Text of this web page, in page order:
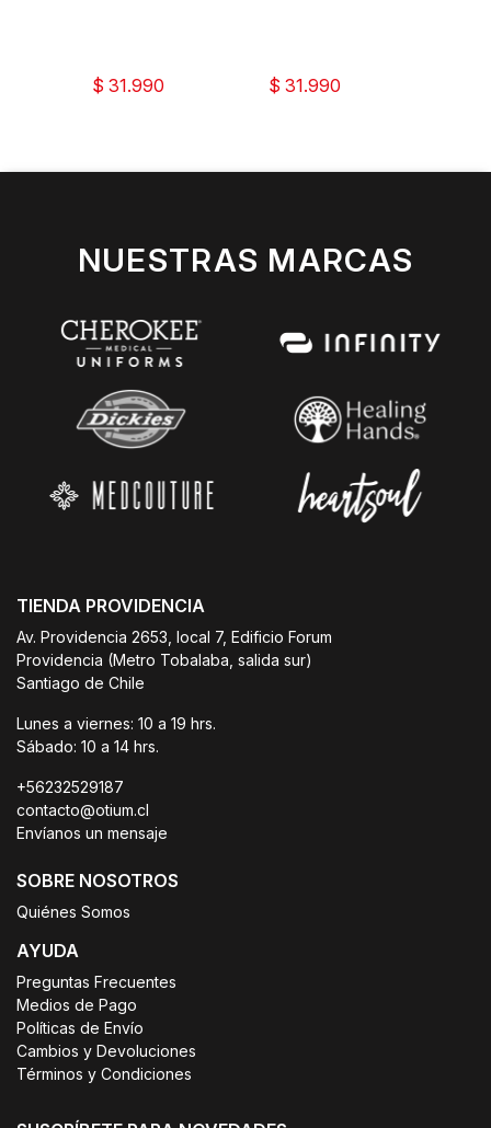
$ 31.990 $ 31.990
NUESTRAS MARCAS
TIENDA PROVIDENCIA
Av. Providencia 2653, local 7, Edificio Forum
Providencia (Metro Tobalaba, salida sur)
Santiago de Chile
Lunes a viernes: 10 a 19 hrs.
Sábado: 10 a 14 hrs.
+56232529187
contacto@otium.cl
Envíanos un mensaje
SOBRE NOSOTROS
Quiénes Somos
AYUDA
Preguntas Frecuentes
Medios de Pago
Políticas de Envío
Cambios y Devoluciones
Términos y Condiciones